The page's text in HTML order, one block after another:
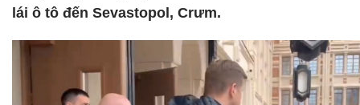
lái ô tô đến Sevastopol, Crưm.